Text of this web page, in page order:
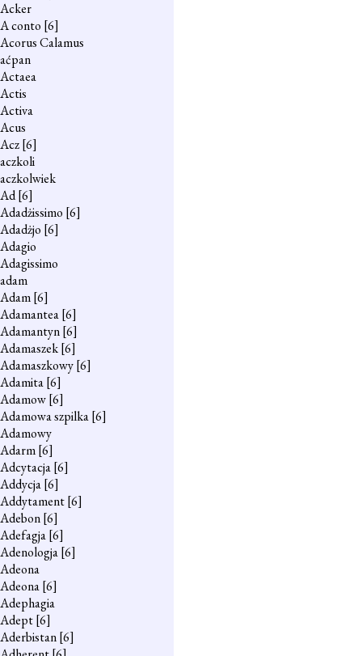
Acker
A conto [6]
Acorus Calamus
aćpan
Actaea
Actis
Activa
Acus
Acz[6]
aczkoli
aczkolwiek
Ad[6]
Adadżissimo [6]
Adadżjo [6]
Adagio
Adagissimo
adam
Adam[6]
Adamantea[6]
Adamantyn[6]
Adamaszek[6]
Adamaszkowy[6]
Adamita[6]
Adamow[6]
Adamowa szpilka[6]
Adamowy
Adarm[6]
Adcytacja[6]
Addycja[6]
Addytament[6]
Adebon[6]
Adefagja[6]
Adenologja[6]
Adeona
Adeona[6]
Adephagia
Adept[6]
Aderbistan[6]